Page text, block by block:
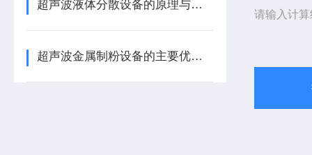
超声波液体分散设备的原理与应用解析
超声波金属制粉设备的主要优势体现在哪些方面
请输入计